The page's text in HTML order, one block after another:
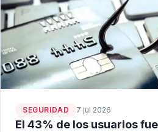
SEGURIDAD 7 jul 2026
El 43% de los usuarios